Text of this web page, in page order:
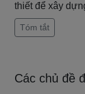
thiết để xây
Tóm tắt
Các chủ đề